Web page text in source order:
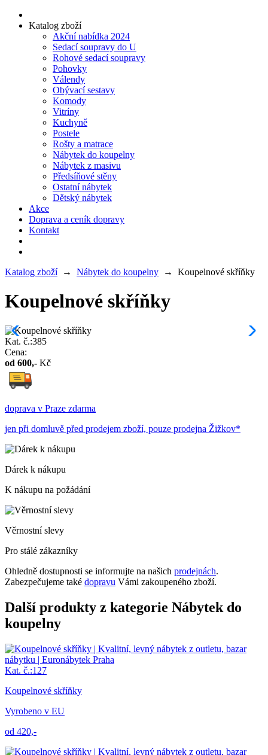
Katalog zboží
Akční nabídka 2024
Sedací soupravy do U
Rohové sedací soupravy
Pohovky
Válendy
Obývací sestavy
Komody
Vitríny
Kuchyně
Postele
Rošty a matrace
Nábytek do koupelny
Nábytek z masivu
Předsíňové stěny
Ostatní nábytek
Dětský nábytek
Akce
Doprava a ceník dopravy
Kontakt
Katalog zboží→ Nábytek do koupelny → Koupelnové skříňky
Koupelnové skříňky
Kat. č.:385
Cena:
od 600,- Kč
doprava v Praze zdarma
jen při domluvě před prodejem zboží, pouze prodejna Žižkov*
Dárek k nákupu
K nákupu na požádání
Věrnostní slevy
Pro stálé zákazníky
Ohledně dostupnosti se informujte na našich prodejnách.
Zabezpečujeme také dopravu Vámi zakoupeného zboží.
Další produkty z kategorie Nábytek do
koupelny
Kat. č.:127
Koupelnové skříňky
Vyrobeno v EU
od 420,-